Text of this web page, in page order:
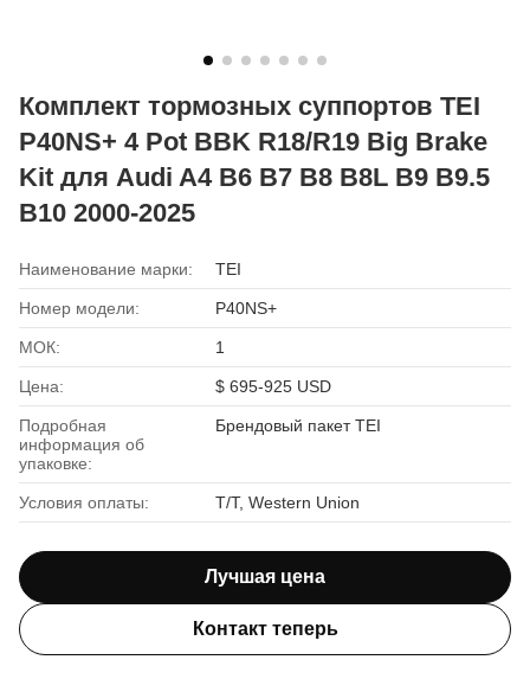
Комплект тормозных суппортов TEI
P40NS+ 4 Pot BBK R18/R19 Big Brake
Kit для Audi A4 B6 B7 B8 B8L B9 B9.5
B10 2000-2025
Наименование марки: TEI
Номер модели: P40NS+
МОК: 1
Цена: $ 695-925 USD
Подробная
информация об
упаковке:
Брендовый пакет TEI
Условия оплаты: T/T, Western Union
Лучшая цена
Контакт теперь